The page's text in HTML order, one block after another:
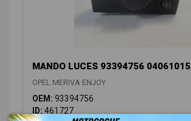
MANDO LUCES 93394756 04061015
OPEL MERIVA ENJOY
OEM: 93394756
ID: 461727